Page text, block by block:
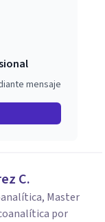
mensaje
C.
Master
por